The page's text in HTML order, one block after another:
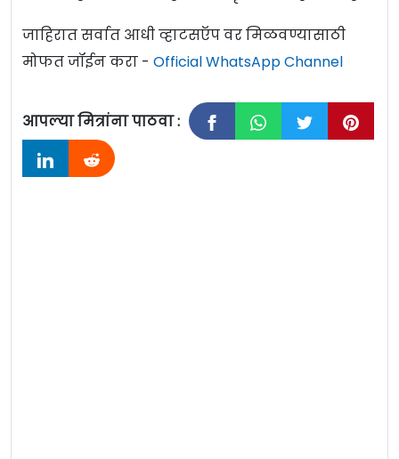
जाहिरात सर्वात आधी व्हाटसऍप वर मिळवण्यासाठी
मोफत जॉईन करा - Official WhatsApp Channel
आपल्या मित्रांना पाठवा :